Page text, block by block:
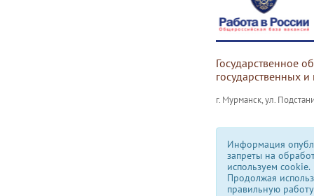
Государственное
государственных
г. Мурманск, ул.
Информация
запреты на
используем сookie.
Продолжая
правильную